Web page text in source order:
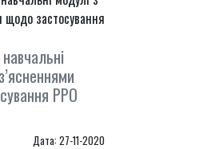
РРО
Дата: 27-11-2020